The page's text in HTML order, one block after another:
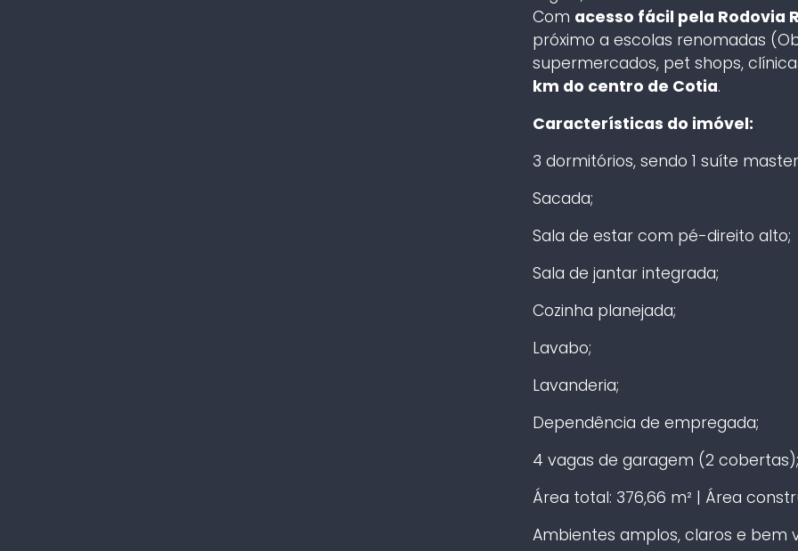
Com acesso fácil pela Rodovia
próximo a escolas renomadas
supermercados, pet shops,
km do centro de Cotia.
Características do imóvel:
3 dormitórios, sendo 1 suíte
Sacada;
Sala de estar com pé-direito alto;
Sala de jantar integrada;
Cozinha planejada;
Lavabo;
Lavanderia;
Dependência de empregada;
4 vagas de garagem (2 cobertas);
Área total: 376,66 m² | Área
Ambientes amplos, claros e bem